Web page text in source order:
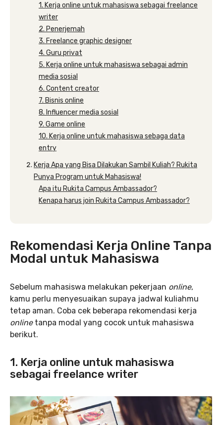
1. Kerja online untuk mahasiswa sebagai freelance
writer
2. Penerjemah
3. Freelance graphic designer
4. Guru privat
5. Kerja online untuk mahasiswa sebagai admin
media sosial
6. Content creator
7. Bisnis online
8. Influencer media sosial
9. Game online
10. Kerja online untuk mahasiswa sebaga data
entry
Kerja Apa yang Bisa Dilakukan Sambil Kuliah? Rukita
Punya Program untuk Mahasiswa!
Apa itu Rukita Campus Ambassador?
Kenapa harus join Rukita Campus Ambassador?
Rekomendasi Kerja Online Tanpa
Modal untuk Mahasiswa
Sebelum mahasiswa melakukan pekerjaan online,
kamu perlu menyesuaikan supaya jadwal kuliahmu
tetap aman. Coba cek beberapa rekomendasi kerja
online tanpa modal yang cocok untuk mahasiswa
berikut.
1. Kerja online untuk mahasiswa
sebagai freelance writer